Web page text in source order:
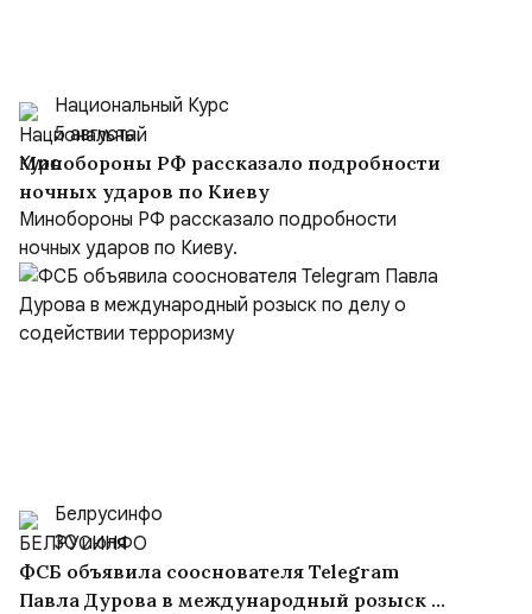
Национальный Курс
5 августа
Минобороны РФ рассказало подробности
ночных ударов по Киеву
Минобороны РФ рассказало подробности
ночных ударов по Киеву.
Белрусинфо
30 июля
ФСБ объявила сооснователя Telegram
Павла Дурова в международный розыск по